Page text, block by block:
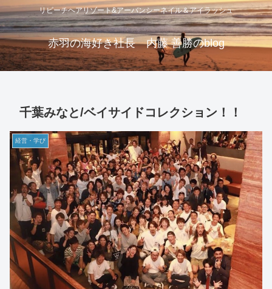
リビーチヘアリゾート&アーバンシーネイル＆アイラッシュ
赤羽の海好き社長 内藤 善勝のblog
千葉みなと/ベイサイドコレクション！！
経営・学び